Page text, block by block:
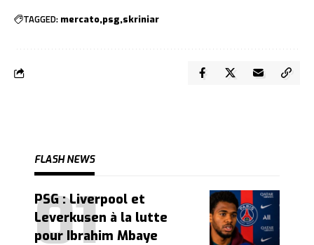
TAGGED: mercato psg skriniar
FLASH NEWS
PSG : Liverpool et
Leverkusen à la lutte
pour Ibrahim Mbaye